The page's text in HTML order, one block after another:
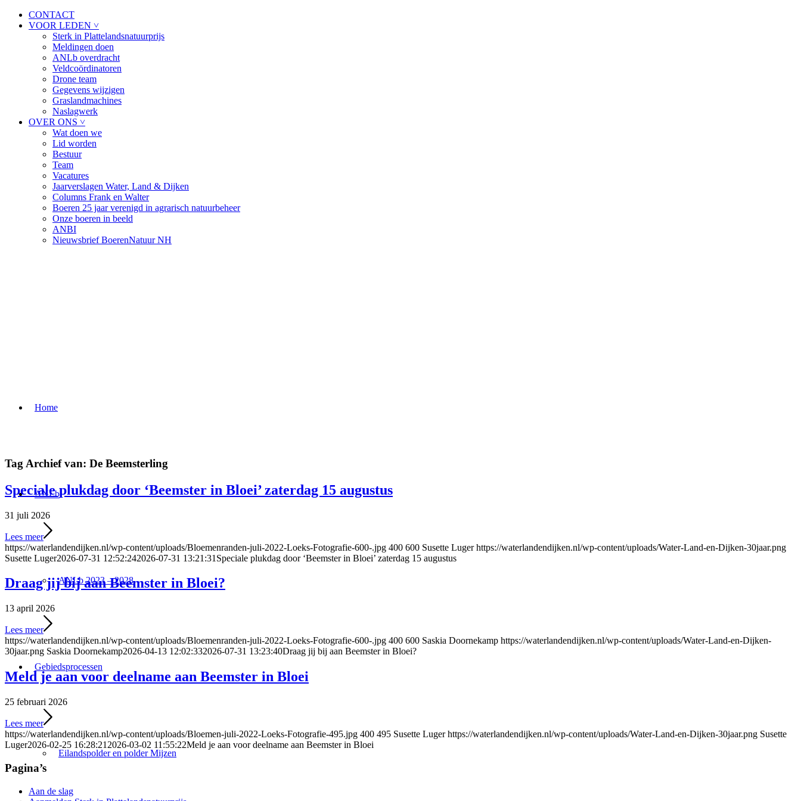
CONTACT
VOOR LEDEN ˅
Sterk in Plattelandsnatuurprijs
Meldingen doen
ANLb overdracht
Veldcoördinatoren
Drone team
Gegevens wijzigen
Graslandmachines
Naslagwerk
OVER ONS ˅
Wat doen we
Lid worden
Bestuur
Team
Vacatures
Jaarverslagen Water, Land & Dijken
Columns Frank en Walter
Boeren 25 jaar verenigd in agrarisch natuurbeheer
Onze boeren in beeld
ANBI
Nieuwsbrief BoerenNatuur NH
Home
ANLb
ANLb 2023 – 2028
Gebiedsprocessen
Eilandspolder en polder Mijzen
Tag Archief van: De Beemsterling
Speciale plukdag door ‘Beemster in Bloei’ zaterdag 15 augustus
31 juli 2026
Lees meer
https://waterlandendijken.nl/wp-content/uploads/Bloemenranden-juli-2022-Loeks-Fotografie-600-.jpg 400 600 Susette Luger https://waterlandendijken.nl/wp-content/uploads/Water-Land-en-Dijken-30jaar.png
Susette Luger2026-07-31 12:52:242026-07-31 13:21:31 Speciale plukdag door ‘Beemster in Bloei’ zaterdag 15 augustus
Draag jij bij aan Beemster in Bloei?
13 april 2026
Lees meer
https://waterlandendijken.nl/wp-content/uploads/Bloemenranden-juli-2022-Loeks-Fotografie-600-.jpg 400 600 Saskia Doornekamp https://waterlandendijken.nl/wp-content/uploads/Water-Land-en-Dijken-
30jaar.png Saskia Doornekamp2026-04-13 12:02:332026-07-31 13:23:40Draag jij bij aan Beemster in Bloei?
Meld je aan voor deelname aan Beemster in Bloei
25 februari 2026
Lees meer
https://waterlandendijken.nl/wp-content/uploads/Bloemen-juli-2022-Loeks-Fotografie-495.jpg 400 495 Susette Luger https://waterlandendijken.nl/wp-content/uploads/Water-Land-en-Dijken-30jaar.png Susette
Luger2026-02-25 16:28:21 2026-03-02 11:55:22Meld je aan voor deelname aan Beemster in Bloei
Pagina’s
Aan de slag